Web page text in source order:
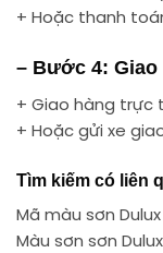
+ Hoặc thanh
– Bước 4: Giao
+ Giao hàng trực
+ Hoặc gửi xe
Tìm kiếm có liên
Mã màu sơn
Màu sơn sơn